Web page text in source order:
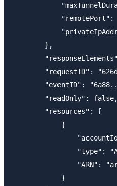
"remotePort":
        },
"requestID":
"eventID":
        "readOnly": false,
        "resources": [
            {
"type":
"ARN":
            }